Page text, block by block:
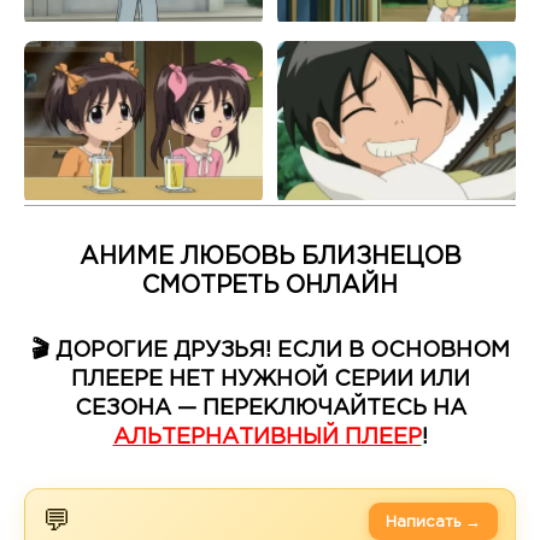
АНИМЕ ЛЮБОВЬ БЛИЗНЕЦОВ
СМОТРЕТЬ ОНЛАЙН
🎬 ДОРОГИЕ ДРУЗЬЯ! ЕСЛИ В ОСНОВНОМ
ПЛЕЕРЕ НЕТ НУЖНОЙ СЕРИИ ИЛИ
СЕЗОНА — ПЕРЕКЛЮЧАЙТЕСЬ НА
АЛЬТЕРНАТИВНЫЙ ПЛЕЕР!
💬 Написать →